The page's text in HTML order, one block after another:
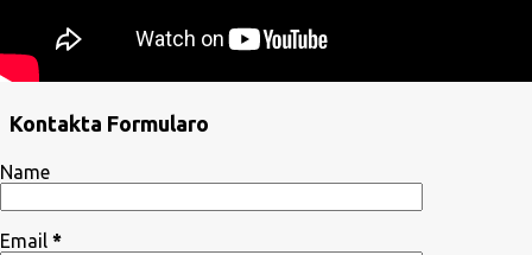
Kontakta Formularo
Name
Email *